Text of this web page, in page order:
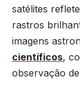
satélites
rastros
imagens
científicos,
observação